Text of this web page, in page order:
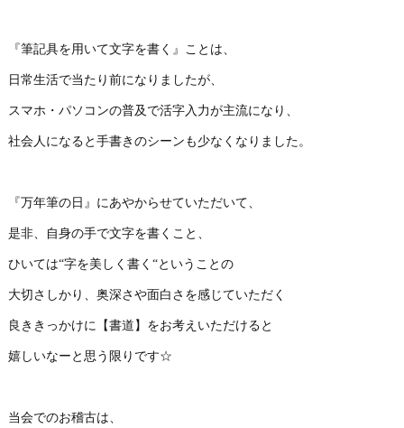
『筆記具を用いて文字を書く』ことは、
日常生活で当たり前になりましたが、
スマホ・パソコンの普及で活字入力が主流になり、
社会人になると手書きのシーンも少なくなりました。
『万年筆の日』にあやからせていただいて、
是非、自身の手で文字を書くこと、
ひいては“字を美しく書く“ということの
大切さしかり、奥深さや面白さを感じていただく
良ききっかけに【書道】をお考えいただけると
嬉しいなーと思う限りです☆
当会でのお稽古は、